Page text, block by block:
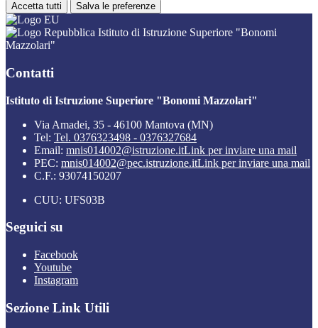
Accetta tutti Salva le preferenze
Istituto di Istruzione Superiore "Bonomi
Mazzolari"
Contatti
Istituto di Istruzione Superiore "Bonomi Mazzolari"
Via Amadei, 35 - 46100 Mantova (MN)
Tel: Tel. 0376323498 - 0376327684
Email: mnis014002@istruzione.itLink per inviare una mail
PEC: mnis014002@pec.istruzione.itLink per inviare una mail
C.F.: 93074150207
CUU: UFS03B
Seguici su
Facebook
Youtube
Instagram
Sezione Link Utili